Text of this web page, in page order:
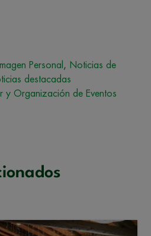
Personal , Noticias de
destacadas
y Organización de Eventos